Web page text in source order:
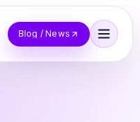
Blog / News